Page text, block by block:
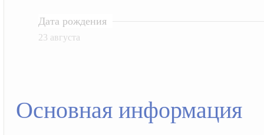
Дата рождения
23 августа
Основная информация